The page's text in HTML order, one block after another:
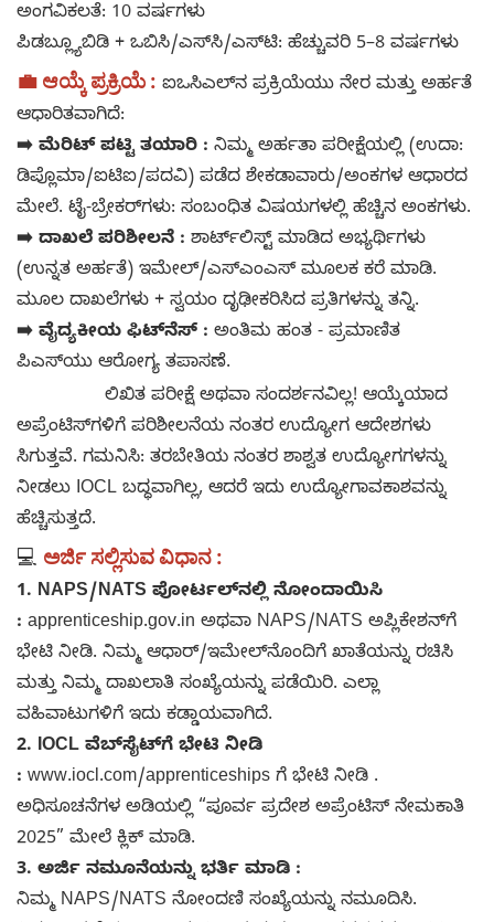
ಅಂಗವಿಕಲತೆ: 10 ವರ್ಷಗಳು
ಪಿಡಬ್ಲ್ಯೂಬಿಡಿ + ಒಬಿಸಿ/ಎಸ್‌ಸಿ/ಎಸ್‌ಟಿ: ಹೆಚ್ಚುವರಿ 5–8 ವರ್ಷಗಳು
💼 ಆಯ್ಕೆ ಪ್ರಕ್ರಿಯೆ : ಐಒಸಿಎಲ್‌ನ ಪ್ರಕ್ರಿಯೆಯು ನೇರ ಮತ್ತು ಅರ್ಹತೆ
ಆಧಾರಿತವಾಗಿದೆ:
➡️ ಮೆರಿಟ್ ಪಟ್ಟಿ ತಯಾರಿ : ನಿಮ್ಮ ಅರ್ಹತಾ ಪರೀಕ್ಷೆಯಲ್ಲಿ (ಉದಾ:
ಡಿಪ್ಲೊಮಾ/ಐಟಿಐ/ಪದವಿ) ಪಡೆದ ಶೇಕಡಾವಾರು/ಅಂಕಗಳ ಆಧಾರದ
ಮೇಲೆ. ಟೈ-ಬ್ರೇಕರ್‌ಗಳು: ಸಂಬಂಧಿತ ವಿಷಯಗಳಲ್ಲಿ ಹೆಚ್ಚಿನ ಅಂಕಗಳು.
➡️ ದಾಖಲೆ ಪರಿಶೀಲನೆ : ಶಾರ್ಟ್‌ಲಿಸ್ಟ್ ಮಾಡಿದ ಅಭ್ಯರ್ಥಿಗಳು
(ಉನ್ನತ ಅರ್ಹತೆ) ಇಮೇಲ್/ಎಸ್‌ಎಂಎಸ್ ಮೂಲಕ ಕರೆ ಮಾಡಿ.
ಮೂಲ ದಾಖಲೆಗಳು + ಸ್ವಯಂ ದೃಢೀಕರಿಸಿದ ಪ್ರತಿಗಳನ್ನು ತನ್ನಿ.
➡️ ವೈದ್ಯಕೀಯ ಫಿಟ್‌ನೆಸ್ : ಅಂತಿಮ ಹಂತ - ಪ್ರಮಾಣಿತ
ಪಿಎಸ್‌ಯು ಆರೋಗ್ಯ ತಪಾಸಣೆ.
ಲಿಖಿತ ಪರೀಕ್ಷೆ ಅಥವಾ ಸಂದರ್ಶನವಿಲ್ಲ! ಆಯ್ಕೆಯಾದ
ಅಪ್ರೆಂಟಿಸ್‌ಗಳಿಗೆ ಪರಿಶೀಲನೆಯ ನಂತರ ಉದ್ಯೋಗ ಆದೇಶಗಳು
ಸಿಗುತ್ತವೆ. ಗಮನಿಸಿ: ತರಬೇತಿಯ ನಂತರ ಶಾಶ್ವತ ಉದ್ಯೋಗಗಳನ್ನು
ನೀಡಲು IOCL ಬದ್ಧವಾಗಿಲ್ಲ, ಆದರೆ ಇದು ಉದ್ಯೋಗಾವಕಾಶವನ್ನು
ಹೆಚ್ಚಿಸುತ್ತದೆ.
💻 ಅರ್ಜಿ ಸಲ್ಲಿಸುವ ವಿಧಾನ :
1. NAPS/NATS ಪೋರ್ಟಲ್‌ನಲ್ಲಿ ನೋಂದಾಯಿಸಿ
: apprenticeship.gov.in ಅಥವಾ NAPS/NATS ಅಪ್ಲಿಕೇಶನ್‌ಗೆ
ಭೇಟಿ ನೀಡಿ. ನಿಮ್ಮ ಆಧಾರ್/ಇಮೇಲ್‌ನೊಂದಿಗೆ ಖಾತೆಯನ್ನು ರಚಿಸಿ
ಮತ್ತು ನಿಮ್ಮ ದಾಖಲಾತಿ ಸಂಖ್ಯೆಯನ್ನು ಪಡೆಯಿರಿ. ಎಲ್ಲಾ
ವಹಿವಾಟುಗಳಿಗೆ ಇದು ಕಡ್ಡಾಯವಾಗಿದೆ.
2. IOCL ವೆಬ್‌ಸೈಟ್‌ಗೆ ಭೇಟಿ ನೀಡಿ
: www.iocl.com/apprenticeships ಗೆ ಭೇಟಿ ನೀಡಿ .
ಅಧಿಸೂಚನೆಗಳ ಅಡಿಯಲ್ಲಿ “ಪೂರ್ವ ಪ್ರದೇಶ ಅಪ್ರೆಂಟಿಸ್ ನೇಮಕಾತಿ
2025” ಮೇಲೆ ಕ್ಲಿಕ್ ಮಾಡಿ.
3. ಅರ್ಜಿ ನಮೂನೆಯನ್ನು ಭರ್ತಿ ಮಾಡಿ :
ನಿಮ್ಮ NAPS/NATS ನೋಂದಣಿ ಸಂಖ್ಯೆಯನ್ನು ನಮೂದಿಸಿ.